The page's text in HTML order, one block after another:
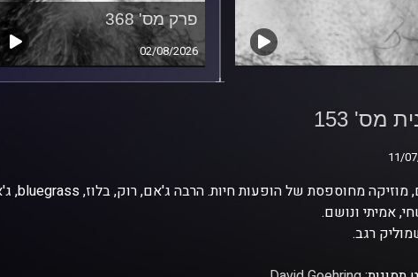
11/
פרק מס' 368
02/08/2026
מס' 153
11/
אמיתי ונושם.
רגב.